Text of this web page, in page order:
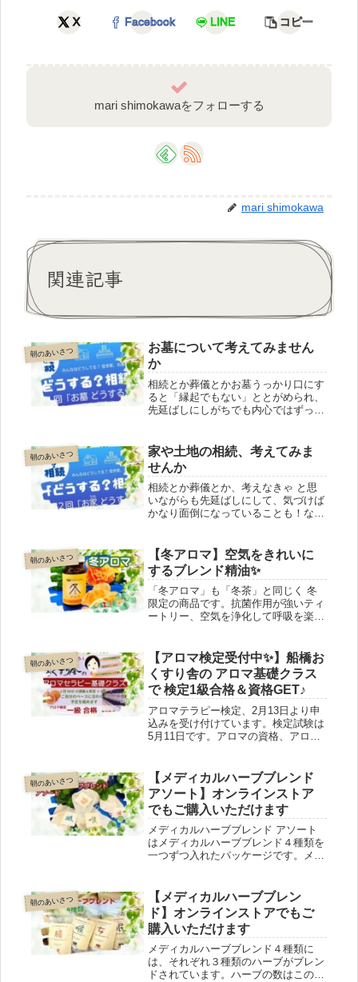
X Facebook LINE コピー
mari shimokawaをフォローする
mari shimokawa
関連記事
朝のあいさつ
お墓について考えてみません
か
相続とか葬儀とかお墓うっかり口にす
ると「縁起でもない」ととがめられ、
先延ばしにしがちでも内心ではずっと
ミナー「どうする？ 相続」第１回
「お墓 どうする？」開催します。
朝のあいさつ
家や土地の相続、考えてみま
せんか
相続とか葬儀とか、考えなきゃ と思
いながらも先延ばしにして、気づけば
かなり面倒になっていることも！なか
インセミナー「どうする？ 相続」第
２回「お家 どうする？」開催しま
す。
朝のあいさつ
【冬アロマ】空気をきれいに
するブレンド精油✨
「冬アロマ」も「冬茶」と同じく 冬
限定の商品です。抗菌作用が強いティ
ートリー、空気を浄化して呼吸を楽に
3種類のブレンドです。スプレーやア
ロマストーンに落として、玄関や寝室
でお使いください。
朝のあいさつ
【アロマ検定受付中✨】船橋お
くすり舎の アロマ基礎クラス
で 検定1級合格＆資格GET♪
アロマテラピー検定、2月13日より申
込みを受け付けています。検定試験は
5月11日です。アロマの資格、アロマ
船橋おくすり舎のアロマ基礎クラスを
受講しませんか。アロマインストラク
ターの店主が、 検定一級合格までサ
ポートいたします。
朝のあいさつ
【メディカルハーブブレンド
アソート】オンラインストア
でもご購入いただけます
メディカルハーブブレンド アソート
はメディカルハーブブレンド４種類を
一つずつ入れたパッケージです。メデ
やすい形を考えたらこの形になりまし
た。オンラインストア でもご購入い
ただけます。
朝のあいさつ
【メディカルハーブブレン
ド】オンラインストアでもご
購入いただけます
メディカルハーブブレンド４種類に
は、それぞれ３種類のハーブがブレン
ドされています。ハーブの数はこのく